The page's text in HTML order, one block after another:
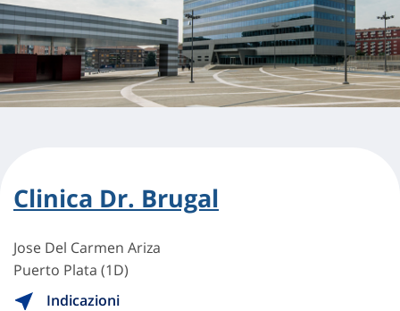
Clinica Dr. Brugal
Jose Del Carmen Ariza
Puerto Plata (1D)
Indicazioni